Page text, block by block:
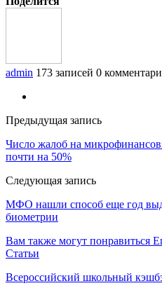
admin 173 записей 0
Предыдущая запись
Число жалоб на
почти на 50%
Следующая запись
МФО нашли способ еще год
биометрии
Вам также могут понравиться
Статьи
Всероссийский школьный